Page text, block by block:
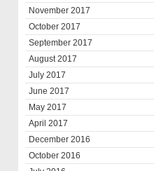
November 2017
October 2017
September 2017
August 2017
July 2017
June 2017
May 2017
April 2017
December 2016
October 2016